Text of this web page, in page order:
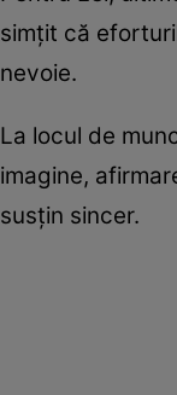
simțit că
nevoie.
La locul de
imagine,
susțin sincer.